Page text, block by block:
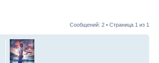
Сообщений: 2 • Страница 1 из 1